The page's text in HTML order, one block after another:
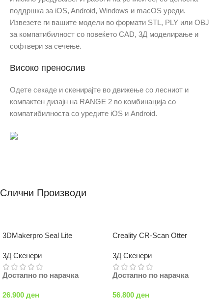
поддршка за iOS, Android, Windows и macOS уреди.
Извезете ги вашите модели во формати STL, PLY или OBJ
за компатибилност со повеќето CAD, 3Д моделирање и
софтвери за сечење.
Високо пренослив
Одете секаде и скенирајте во движење со лесниот и
компактен дизајн на RANGE 2 во комбинација со
компатибилноста со уредите iOS и Android.
Слични Производи
3DMakerpro Seal Lite
3Д Скенери
Достапно по нарачка
26.900 ден
Creality CR-Scan Otter
3Д Скенери
Достапно по нарачка
56.800 ден